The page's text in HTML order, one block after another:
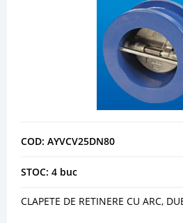
COD: AYVCV25DN80
STOC: 4 buc
CLAPETE DE RETINERE CU ARC,